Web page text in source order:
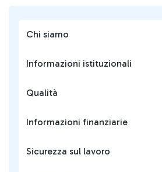
Chi siamo
Informazioni istituzionali
Qualità
Informazioni finanziarie
Sicurezza sul lavoro